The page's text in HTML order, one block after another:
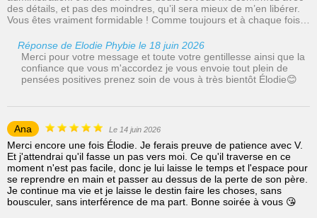
des détails, et pas des moindres, qu’il sera mieux de m’en libérer.
Vous êtes vraiment formidable ! Comme toujours et à chaque fois…
Réponse de Elodie Phybie le 18 juin 2026
Merci pour votre message et toute votre gentillesse ainsi que la
confiance que vous m'accordez je vous envoie tout plein de
pensées positives prenez soin de vous à très bientôt Élodie😊
Ana Le 14 juin 2026
Merci encore une fois Élodie. Je ferais preuve de patience avec V.
Et j'attendrai qu'il fasse un pas vers moi. Ce qu'il traverse en ce
moment n'est pas facile, donc je lui laisse le temps et l'espace pour
se reprendre en main et passer au dessus de la perte de son père.
Je continue ma vie et je laisse le destin faire les choses, sans
bousculer, sans interférence de ma part. Bonne soirée à vous 😘